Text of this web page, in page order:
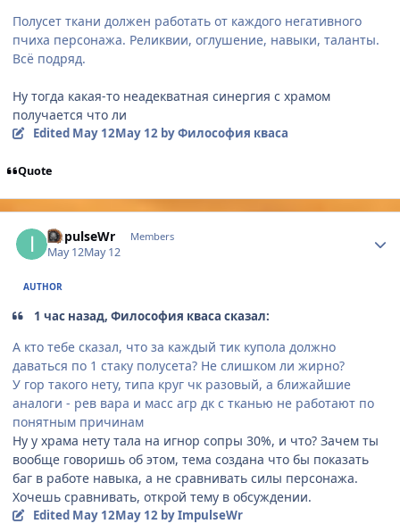
Полусет ткани должен работать от каждого негативного
пчиха персонажа. Реликвии, оглушение, навыки, таланты.
Всё подряд.
Ну тогда какая-то неадекватная синергия с храмом
получается что ли
Edited May 12May 12by Философия кваса
Quote
ImpulseWr Members
May 12May 12
AUTHOR
1 час назад, Философия кваса сказал:
А кто тебе сказал, что за каждый тик купола должно
даваться по 1 стаку полусета? Не слишком ли жирно?
У гор такого нету, типа круг чк разовый, а ближайшие
аналоги - рев вара и масс агр дк с тканью не работают по
понятным причинам
Ну у храма нету тала на игнор сопры 30%, и что? Зачем ты
вообще говоришь об этом, тема создана что бы показать
баг в работе навыка, а не сравнивать силы персонажа.
Хочешь сравнивать, открой тему в обсуждении.
Edited May 12May 12by ImpulseWr